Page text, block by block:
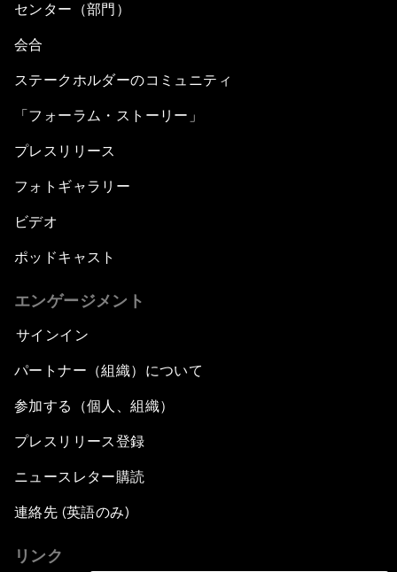
センター（部門）
会合
ステークホルダーのコミュニティ
「フォーラム・ストーリー」
プレスリリース
フォトギャラリー
ビデオ
ポッドキャスト
エンゲージメント
サインイン
パートナー（組織）について
参加する（個人、組織）
プレスリリース登録
ニュースレター購読
連絡先 (英語のみ)
リンク